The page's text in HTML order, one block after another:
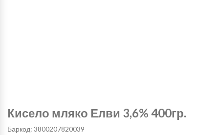
Кисело мляко Елви 3,6% 400гр.
Баркод: 3800207820039